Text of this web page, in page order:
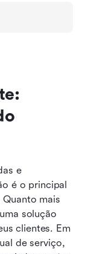
e
é o principal
Quanto mais
solução
clientes. Em
de serviço,